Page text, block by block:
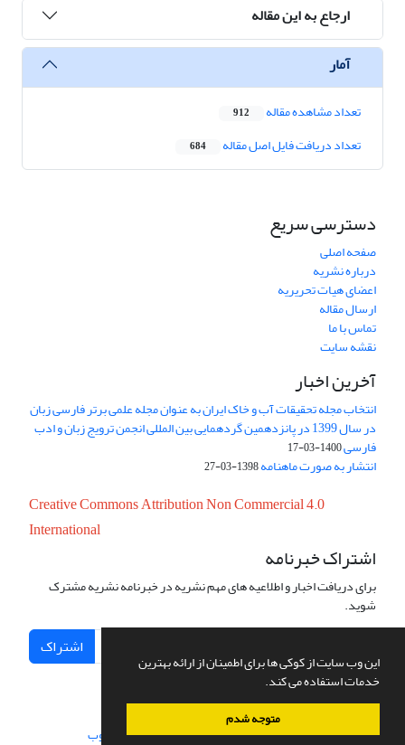
این وب سایت از کوکی ها برای اطمینان از ارائه بهترین
خدمات استفاده می کند.
متوجه شدم
ارجاع به این مقاله
آمار
تعداد مشاهده مقاله 912
تعداد دریافت فایل اصل مقاله 684
دسترسی سریع
صفحه اصلی
درباره نشریه
اعضای هیات تحریریه
ارسال مقاله
تماس با ما
نقشه سایت
آخرین اخبار
انتخاب مجله تحقیقات آب و خاک ایران به عنوان مجله علمی برتر فارسی زبان
در سال 1399 در پانزدهمین گردهمایی بین المللی انجمن ترویج زبان و ادب
فارسی1400-03-17
انتشار به صورت ماهنامه1398-03-27
Creative Commons Attribution Non Commercial 4.0
International
اشتراک خبرنامه
برای دریافت اخبار و اطلاعیه های مهم نشریه در خبرنامه نشریه مشترک
شوید.
اشتراک
سامانه مدیریت نشریات علمی.طراحی و پیاده سازی از سیناوب